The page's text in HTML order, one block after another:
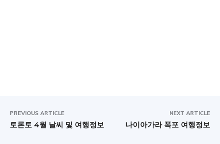
PREVIOUS ARTICLE
토론토 4월 날씨 및 여행정보
NEXT ARTICLE
나이아가라 폭포 여행정보